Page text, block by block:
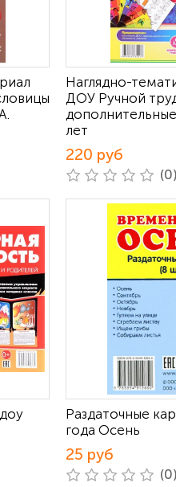
Наглядно-
ДОУ Ручной
лет
220 руб
Раздаточные
года Осень
25 руб